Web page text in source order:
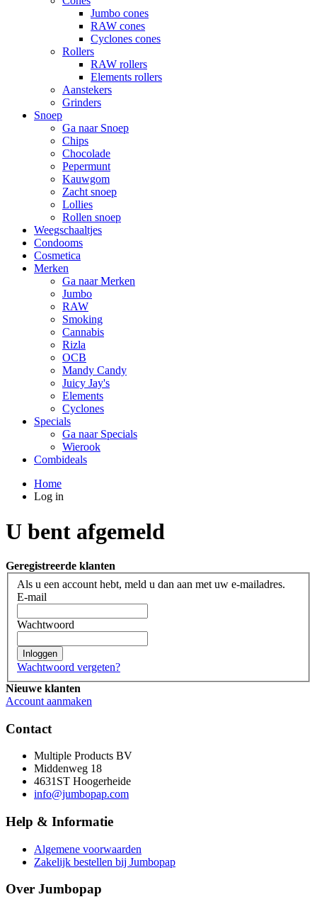
Jumbo cones
RAW cones
Cyclones cones
Rollers
RAW rollers
Elements rollers
Aanstekers
Grinders
Snoep
Ga naar Snoep
Chips
Chocolade
Pepermunt
Kauwgom
Zacht snoep
Lollies
Rollen snoep
Weegschaaltjes
Condooms
Cosmetica
Merken
Ga naar Merken
Jumbo
RAW
Smoking
Cannabis
Rizla
OCB
Mandy Candy
Juicy Jay's
Elements
Cyclones
Specials
Ga naar Specials
Wierook
Combideals
Home
Log in
U bent afgemeld
Geregistreerde klanten
Als u een account hebt, meld u dan aan met uw e-mailadres.
E-mail
Wachtwoord
Inloggen
Wachtwoord vergeten?
Nieuwe klanten
Account aanmaken
Contact
Multiple Products BV
Middenweg 18
4631ST Hoogerheide
info@jumbopap.com
Help & Informatie
Algemene voorwaarden
Zakelijk bestellen bij Jumbopap
Over Jumbopap